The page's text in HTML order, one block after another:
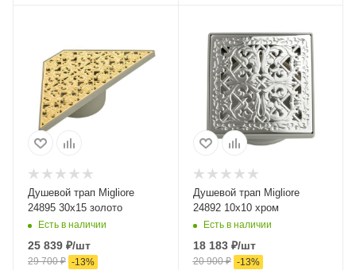
Душевой трап Migliore
24895 30х15 золото
Есть в наличии
25 839 ₽/шт
29 700₽ -13%
Душевой трап Migliore
24892 10х10 хром
Есть в наличии
18 183₽/шт
20 900₽ -13%